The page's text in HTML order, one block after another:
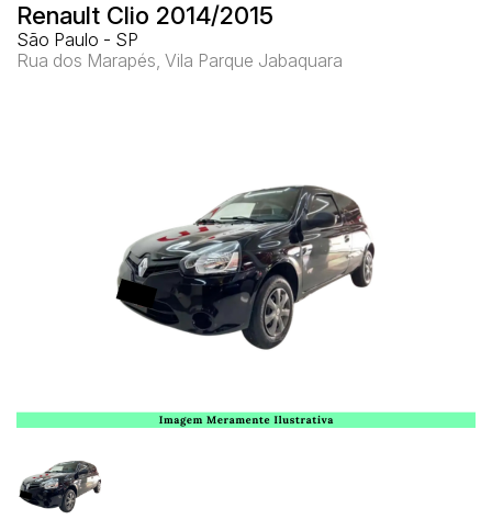
Renault Clio 2014/2015
São Paulo - SP
Rua dos Marapés, Vila Parque Jabaquara